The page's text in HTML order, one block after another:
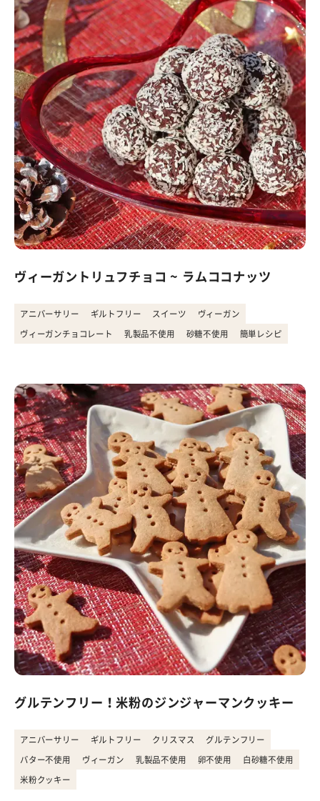
ヴィーガントリュフチョコ ~ ラムココナッツ
アニバーサリー ギルトフリー スイーツ ヴィーガン
ヴィーガンチョコレート 乳製品不使用 砂糖不使用 簡単レシピ
グルテンフリー！米粉のジンジャーマンクッキー
アニバーサリー ギルトフリー クリスマス グルテンフリー
バター不使用 ヴィーガン 乳製品不使用 卵不使用 白砂糖不使用
米粉クッキー